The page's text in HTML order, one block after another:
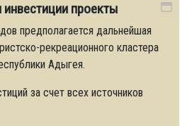
проекты
предполагается дальнейшая
рекреационного кластера
Адыгея.
за счет всех источников